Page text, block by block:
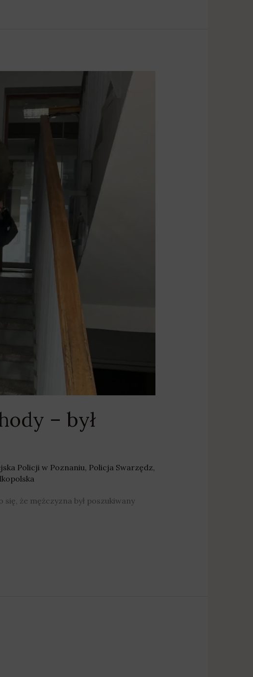
– był
Policji w Poznaniu, Policja Swarzędz,
że mężczyzna był poszukiwany